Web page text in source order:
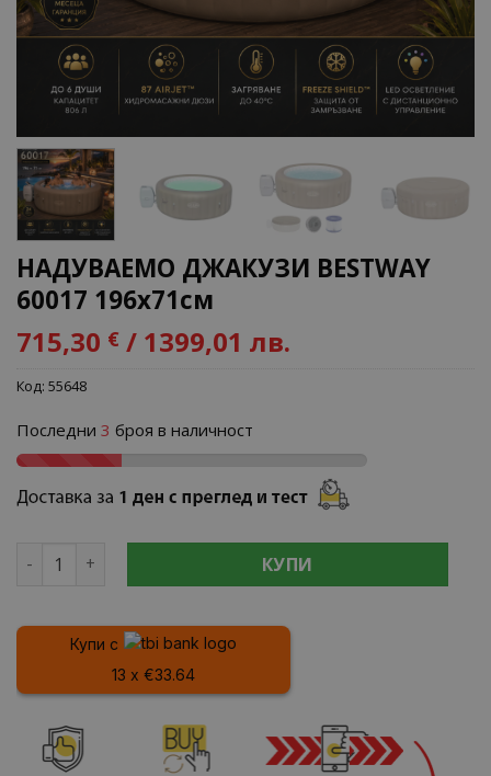
НАДУВАЕМО ДЖАКУЗИ BESTWAY
60017 196x71cм
715,30 € / 1399,01 лв.
Код: 55648
Последни 3 броя в наличност
количество за НАДУВАЕМО ДЖАКУЗИ BESTWAY 60017
КУПИ
Купи с
13 x €33.64